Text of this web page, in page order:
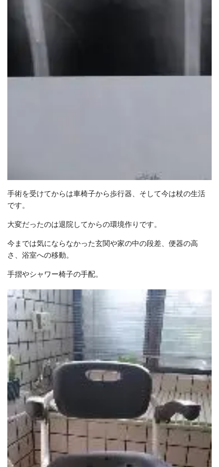
手術を受けてからは車椅子から歩行器、そして今は杖の生活
です。
大変だったのは退院してからの環境作りです。
今までは気にならなかった玄関や家の中の段差、便器の高
さ、浴室への移動。
手摺やシャワー椅子の手配。